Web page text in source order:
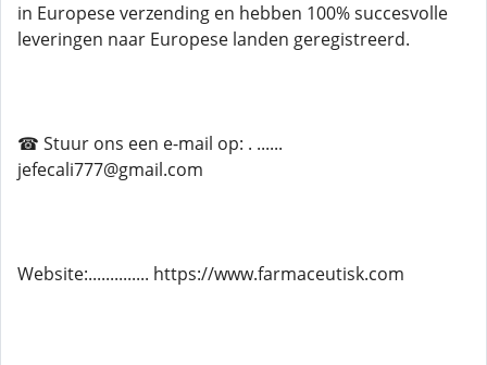
in Europese verzending en hebben 100% succesvolle
leveringen naar Europese landen geregistreerd.
☎ Stuur ons een e-mail op: . ......
jefecali777@gmail.com
Website:.............. https://www.farmaceutisk.com